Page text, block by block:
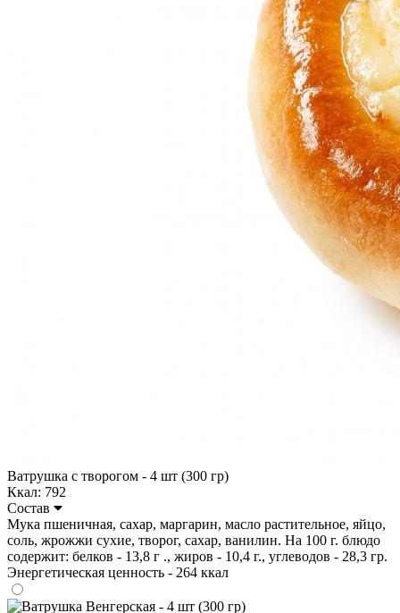
Ватрушка с творогом - 4 шт (300 гр)
Ккал: 792
Состав
Мука пшеничная, сахар, маргарин, масло растительное, яйцо,
соль, жрожжи сухие, творог, сахар, ванилин. На 100 г. блюдо
содержит: белков - 13,8 г ., жиров - 10,4 г., углеводов - 28,3 гр.
Энергетическая ценность - 264 ккал